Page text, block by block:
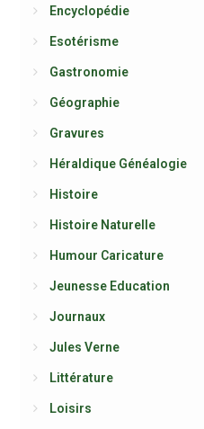
Encyclopédie
Esotérisme
Gastronomie
Géographie
Gravures
Héraldique Généalogie
Histoire
Histoire Naturelle
Humour Caricature
Jeunesse Education
Journaux
Jules Verne
Littérature
Loisirs